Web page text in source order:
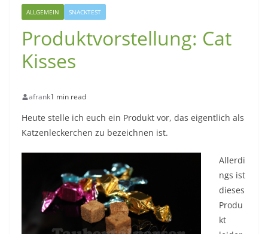
ALLGEMEIN SNACKTEST
Produktvorstellung: Cat
Kisses
afrank1 min read
Heute stelle ich euch ein Produkt vor, das eigentlich als
Katzenleckerchen zu bezeichnen ist.
Allerdi
ngs ist
dieses
Produ
kt